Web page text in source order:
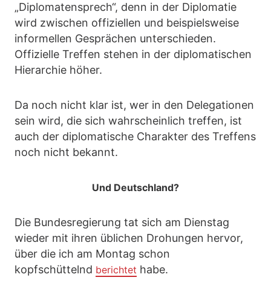
„Diplomatensprech“, denn in der Diplomatie
wird zwischen offiziellen und beispielsweise
informellen Gesprächen unterschieden.
Offizielle Treffen stehen in der diplomatischen
Hierarchie höher.
Da noch nicht klar ist, wer in den Delegationen
sein wird, die sich wahrscheinlich treffen, ist
auch der diplomatische Charakter des Treffens
noch nicht bekannt.
Und Deutschland?
Die Bundesregierung tat sich am Dienstag
wieder mit ihren üblichen Drohungen hervor,
über die ich am Montag schon
kopfschüttelnd berichtet habe.